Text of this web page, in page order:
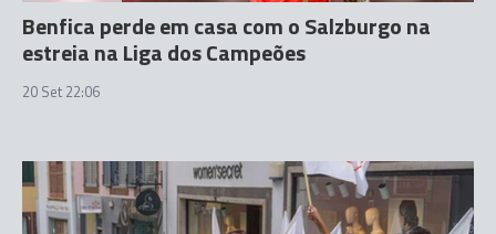
Benfica perde em casa com o Salzburgo na
estreia na Liga dos Campeões
20 Set 22:06